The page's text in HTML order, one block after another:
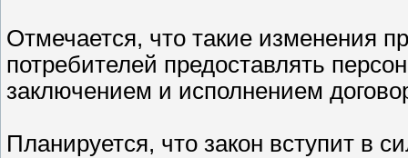
Отмечается, что такие изменения
потребителей предоставлять
заключением и исполнением
Планируется, что закон вступит в